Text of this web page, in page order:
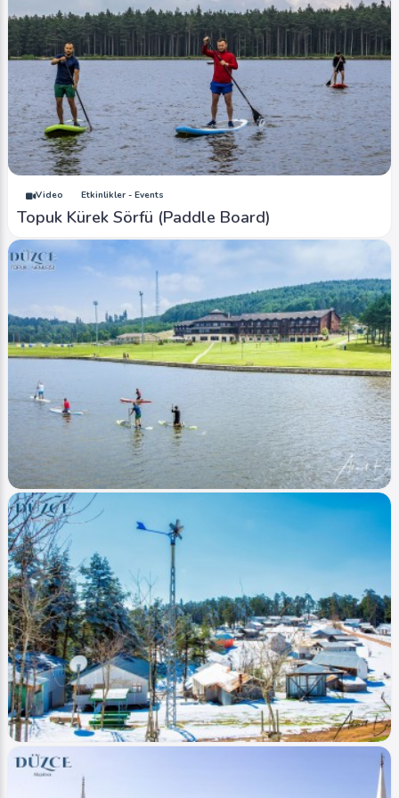
Video Etkinlikler - Events
Topuk Kürek Sörfü (Paddle Board)
Image Yaylalar - Plateaus
Kürek Sörfü (Paddle Board) Fenerbahce Topuk
Ahmet Bozdemir 0 1737 1